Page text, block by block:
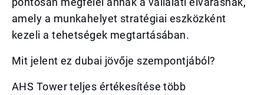
amely a munkahelyet stratégiai eszközként
kezeli a tehetségek megtartásában.
Mit jelent ez dubai jövője szempontjából?
AHS Tower teljes értékesítése több